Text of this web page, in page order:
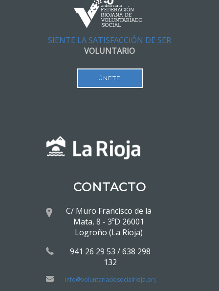
SIENTE LA SATISFACCIÓN DE SER
VOLUNTARIO
ÚNETE
CONTACTO
C/ Muro Francisco de la
Mata, 8 - 3ºD 26001
Logroño (La Rioja)
941 26 29 53 / 638 298
132
info@voluntariadosocialrioja.org